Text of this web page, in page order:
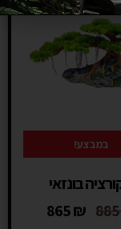
במבצע!
בונזאי
885
865₪